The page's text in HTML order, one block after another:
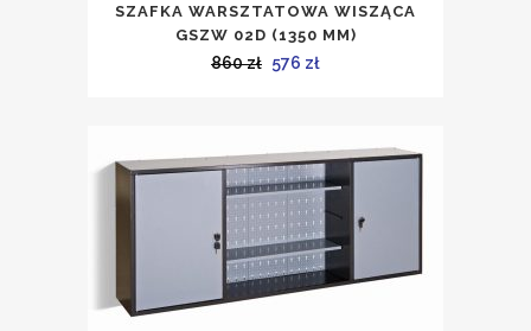
SZAFKA WARSZTATOWA WISZĄCA
GSZW 02D (1350 MM)
860zł Pierwotna
860 zł.
576 złAktualna
576 zł.